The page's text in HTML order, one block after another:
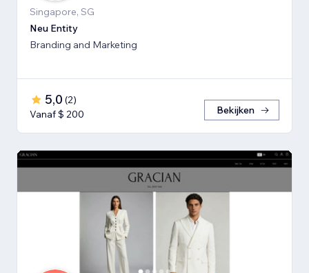
Singapore, SG
Neu Entity
Branding and Marketing
5,0 (2)
Vanaf $ 200
Bekijken